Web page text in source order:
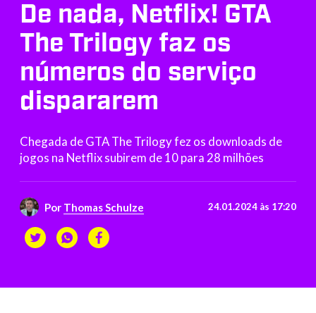
De nada, Netflix! GTA
The Trilogy faz os
números do serviço
dispararem
Chegada de GTA The Trilogy fez os downloads de
jogos na Netflix subirem de 10 para 28 milhões
Por Thomas Schulze 24.01.2024 às 17:20